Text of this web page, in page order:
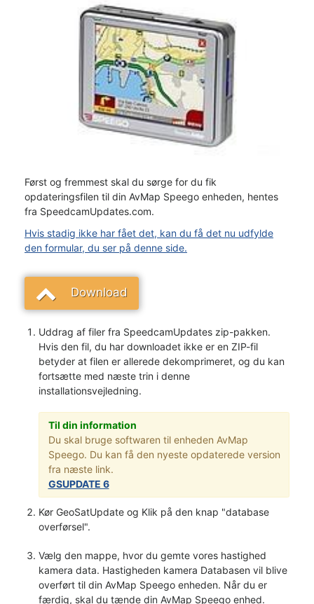
Først og fremmest skal du sørge for du fik
opdateringsfilen til din AvMap Speego enheden, hentes
fra SpeedcamUpdates.com.
Hvis stadig ikke har fået det, kan du få det nu udfylde
den formular, du ser på denne side.
Download
Uddrag af filer fra SpeedcamUpdates zip-pakken.
Hvis den fil, du har downloadet ikke er en ZIP-fil
betyder at filen er allerede dekomprimeret, og du kan
fortsætte med næste trin i denne
installationsvejledning.
Til din information
Du skal bruge softwaren til enheden AvMap
Speego. Du kan få den nyeste opdaterede version
fra næste link.
GSUPDATE 6
Kør GeoSatUpdate og Klik på den knap "database
overførsel".
Vælg den mappe, hvor du gemte vores hastighed
kamera data. Hastigheden kamera Databasen vil blive
overført til din AvMap Speego enheden. Når du er
færdig, skal du tænde din AvMap Speego enhed.